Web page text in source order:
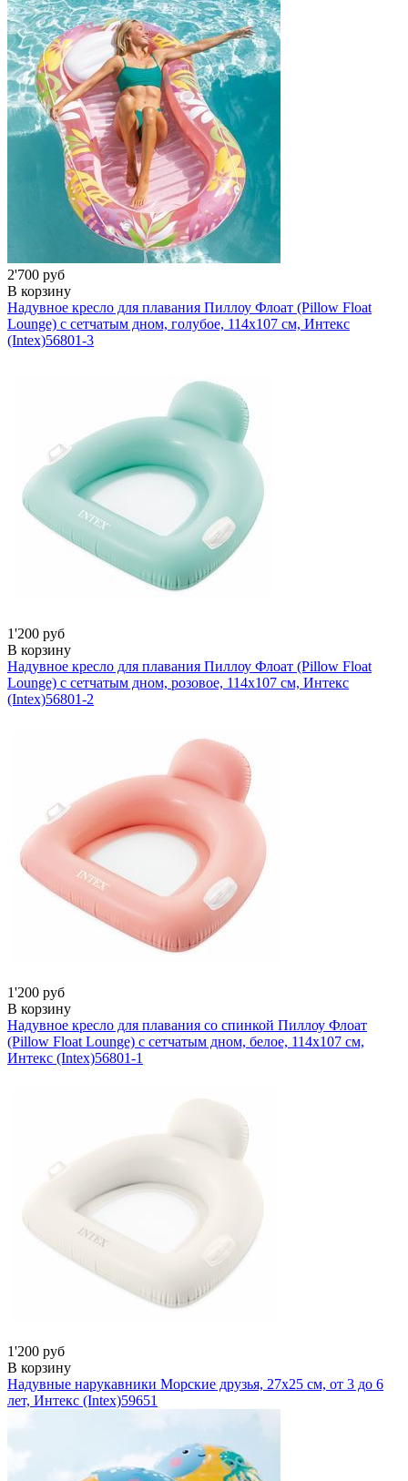
2'700 руб
В корзину
Надувное кресло для плавания Пиллоу Флоат (Pillow Float
Lounge) с сетчатым дном, голубое, 114х107 см, Интекс
(Intex)56801-3
1'200 руб
В корзину
Надувное кресло для плавания Пиллоу Флоат (Pillow Float
Lounge) с сетчатым дном, розовое, 114х107 см, Интекс
(Intex)56801-2
1'200 руб
В корзину
Надувное кресло для плавания со спинкой Пиллоу Флоат
(Pillow Float Lounge) с сетчатым дном, белое, 114х107 см,
Интекс (Intex)56801-1
1'200 руб
В корзину
Надувные нарукавники Морские друзья, 27х25 см, от 3 до 6
лет, Интекс (Intex)59651